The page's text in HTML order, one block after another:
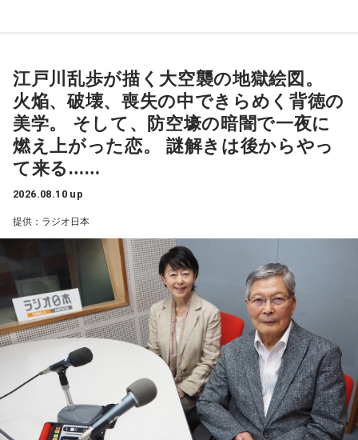
東海道新幹線の車内で聴くことができるTALKコンテンツ。
JR東海×FM802「DESIGN YOUR FANTASTIC FUTURE」
FUN!FUN!FLOWER with FANTASTICS
す！
新幹線移動中の耳のお供に♪
詳細はこちらから
間30分の生放送で彼らの本当の姿が明らかになるのか、注目
だ。
番組では、コーナーへのメールを募集予定。メールの宛先は
gk@allnightnippon.com。詳しくはオールナイトニッポン公
式Xにて。
『ガクヅケのオールナイトニッポン0(ZERO)』は、8月17日
（月）27時からニッポン放送を含む全国ネットで生放送。ラ
ジオ・radikoを使って聴けるほか、radikoのエリアフリー機
能を使えば全国どこからでも聴くことができる。
■ガクヅケ コメント
『三四郎のオールナイトニッポン0 年越し初笑いSP』の優勝
江戸川乱歩が描く大空襲の地獄絵図。
火焔、破壊、喪失の中できらめく背徳の
美学。 そして、防空壕の暗闇で一夜に
燃え上がった恋。 謎解きは後からやっ
て来る……
2026.08.10 up
提供：ラジオ日本